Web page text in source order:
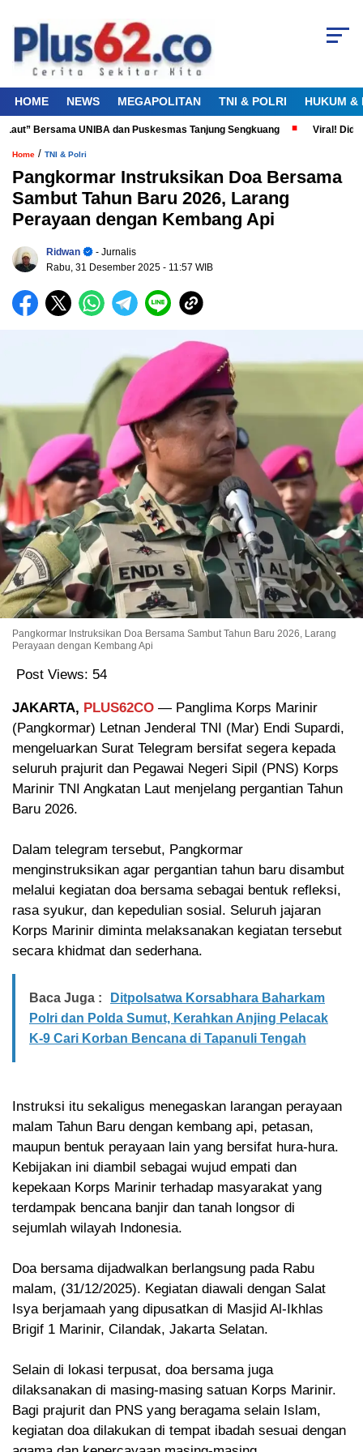
HOME NEWS MEGAPOLITAN TNI & POLRI HUKUM &
Bersama UNIBA dan Puskesmas Tanjung Sengkuang Viral! Diduga
Home / TNI & Polri
Pangkormar Instruksikan Doa Bersama
Sambut Tahun Baru 2026, Larang
Perayaan dengan Kembang Api
Ridwan
- Jurnalis
Rabu, 31 Desember 2025 - 11:57 WIB
Pangkormar Instruksikan Doa Bersama Sambut Tahun Baru 2026, Larang
Perayaan dengan Kembang Api
Post Views: 54
JAKARTA, PLUS62CO — Panglima Korps Marinir
(Pangkormar) Letnan Jenderal TNI (Mar) Endi Supardi,
mengeluarkan Surat Telegram bersifat segera kepada
seluruh prajurit dan Pegawai Negeri Sipil (PNS) Korps
Marinir TNI Angkatan Laut menjelang pergantian Tahun
Baru 2026.
Dalam telegram tersebut, Pangkormar
menginstruksikan agar pergantian tahun baru disambut
melalui kegiatan doa bersama sebagai bentuk refleksi,
rasa syukur, dan kepedulian sosial. Seluruh jajaran
Korps Marinir diminta melaksanakan kegiatan tersebut
secara khidmat dan sederhana.
Baca Juga :
Ditpolsatwa Korsabhara Baharkam
Polri dan Polda Sumut, Kerahkan Anjing Pelacak
K-9 Cari Korban Bencana di Tapanuli Tengah
Instruksi itu sekaligus menegaskan larangan perayaan
malam Tahun Baru dengan kembang api, petasan,
maupun bentuk perayaan lain yang bersifat hura-hura.
Kebijakan ini diambil sebagai wujud empati dan
kepekaan Korps Marinir terhadap masyarakat yang
terdampak bencana banjir dan tanah longsor di
sejumlah wilayah Indonesia.
Doa bersama dijadwalkan berlangsung pada Rabu
malam, (31/12/2025). Kegiatan diawali dengan Salat
Isya berjamaah yang dipusatkan di Masjid Al-Ikhlas
Brigif 1 Marinir, Cilandak, Jakarta Selatan.
Selain di lokasi terpusat, doa bersama juga
dilaksanakan di masing-masing satuan Korps Marinir.
Bagi prajurit dan PNS yang beragama selain Islam,
kegiatan doa dilakukan di tempat ibadah sesuai dengan